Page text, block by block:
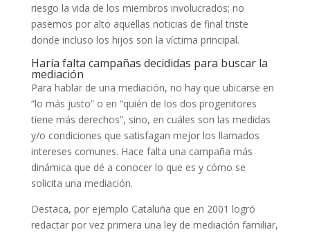
riesgo la vida de los miembros involucrados; no
pasemos por alto aquellas noticias de final triste
donde incluso los hijos son la víctima principal.
Haría falta campañas decididas para buscar la
mediación
Para hablar de una mediación, no hay que ubicarse en
“lo más justo” o en “quién de los dos progenitores
tiene más derechos”, sino, en cuáles son las medidas
y/o condiciones que satisfagan mejor los llamados
intereses comunes. Hace falta una campaña más
dinámica que dé a conocer lo que es y cómo se
solicita una mediación.
Destaca, por ejemplo Cataluña que en 2001 logró
redactar por vez primera una ley de mediación familiar,